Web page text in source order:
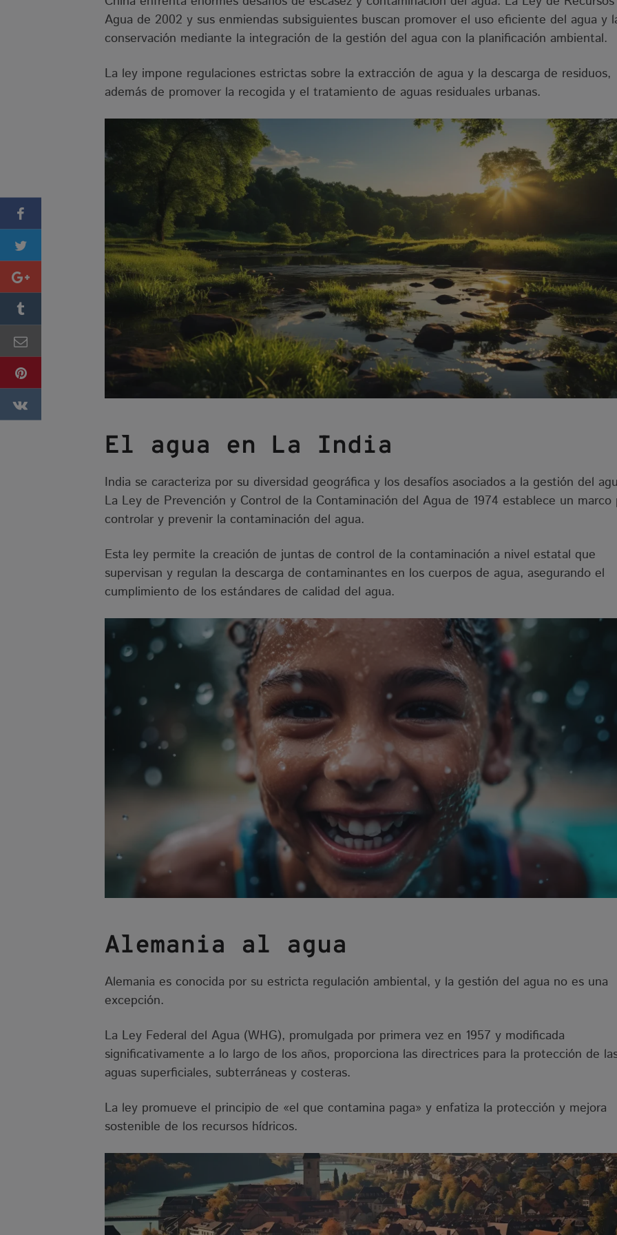
Agua de 2002 y sus enmiendas subsiguientes buscan promover el uso eficiente del agua y
conservación mediante la integración de la gestión del agua con la planificación ambiental.
La ley impone regulaciones estrictas sobre la extracción de agua y la descarga de residuos,
además de promover la recogida y el tratamiento de aguas residuales urbanas.
El agua en La India
India se caracteriza por su diversidad geográfica y los desafíos asociados a la gestión del
La Ley de Prevención y Control de la Contaminación del Agua de 1974 establece un marco
controlar y prevenir la contaminación del agua.
Esta ley permite la creación de juntas de control de la contaminación a nivel estatal que
supervisan y regulan la descarga de contaminantes en los cuerpos de agua, asegurando el
cumplimiento de los estándares de calidad del agua.
Alemania al agua
Alemania es conocida por su estricta regulación ambiental, y la gestión del agua no es una
excepción.
La Ley Federal del Agua (WHG), promulgada por primera vez en 1957 y modificada
significativamente a lo largo de los años, proporciona las directrices para la protección de
aguas superficiales, subterráneas y costeras.
La ley promueve el principio de «el que contamina paga» y enfatiza la protección y mejora
sostenible de los recursos hídricos.